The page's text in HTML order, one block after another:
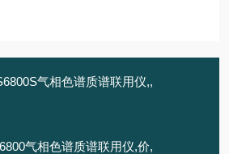
气相色谱质谱联用仪,,
气相色谱质谱联用仪,价,